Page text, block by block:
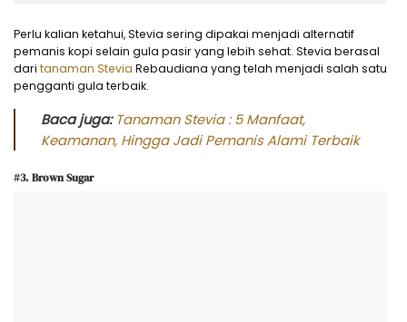
Perlu kalian ketahui, Stevia sering dipakai menjadi alternatif
pemanis kopi selain gula pasir yang lebih sehat. Stevia berasal
dari tanaman Stevia Rebaudiana yang telah menjadi salah satu
pengganti gula terbaik.
Baca juga: Tanaman Stevia : 5 Manfaat,
Keamanan, Hingga Jadi Pemanis Alami Terbaik
#3. Brown Sugar